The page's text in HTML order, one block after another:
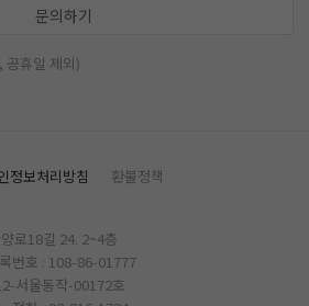
문의하기
공휴일 제외)
정보처리방침
환불정책
로18길 24. 2~4층
번호 : 108-86-01777
서울동작-00172호